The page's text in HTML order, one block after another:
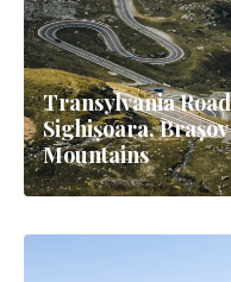
Transylvania
Sighișoara,
Mountains